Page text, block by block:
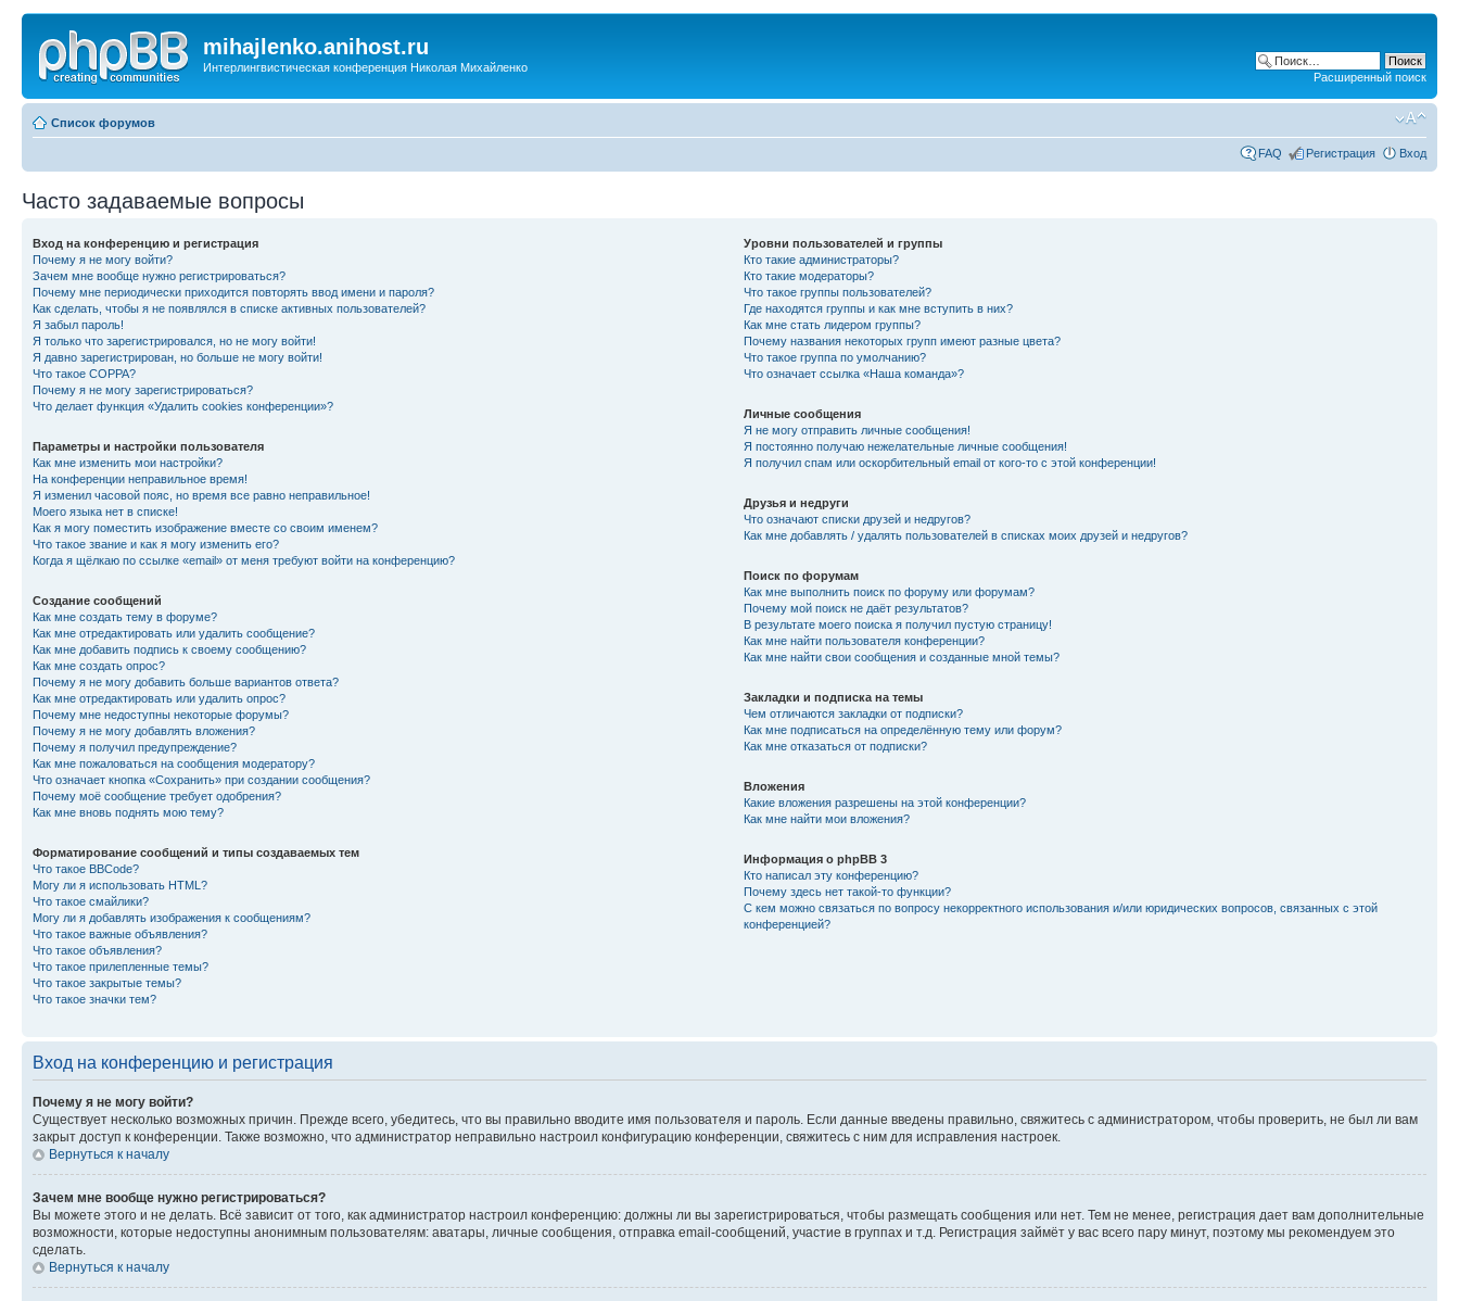
mihajlenko.anihost.ru
Интерлингвистическая конференция Николая Михайленко
Расширенный поиск
Список форумов
FAQ Регистрация Вход
Часто задаваемые вопросы
Вход на конференцию и регистрация
Почему я не могу войти?
Зачем мне вообще нужно регистрироваться?
Почему мне периодически приходится повторять ввод имени и пароля?
Как сделать, чтобы я не появлялся в списке активных пользователей?
Я забыл пароль!
Я только что зарегистрировался, но не могу войти!
Я давно зарегистрирован, но больше не могу войти!
Что такое COPPA?
Почему я не могу зарегистрироваться?
Что делает функция «Удалить cookies конференции»?
Параметры и настройки пользователя
Как мне изменить мои настройки?
На конференции неправильное время!
Я изменил часовой пояс, но время все равно неправильное!
Моего языка нет в списке!
Как я могу поместить изображение вместе со своим именем?
Что такое звание и как я могу изменить его?
Когда я щёлкаю по ссылке «email» от меня требуют войти на конференцию?
Создание сообщений
Как мне создать тему в форуме?
Как мне отредактировать или удалить сообщение?
Как мне добавить подпись к своему сообщению?
Как мне создать опрос?
Почему я не могу добавить больше вариантов ответа?
Как мне отредактировать или удалить опрос?
Почему мне недоступны некоторые форумы?
Почему я не могу добавлять вложения?
Почему я получил предупреждение?
Как мне пожаловаться на сообщения модератору?
Что означает кнопка «Сохранить» при создании сообщения?
Почему моё сообщение требует одобрения?
Как мне вновь поднять мою тему?
Форматирование сообщений и типы создаваемых тем
Что такое BBCode?
Могу ли я использовать HTML?
Что такое смайлики?
Могу ли я добавлять изображения к сообщениям?
Что такое важные объявления?
Что такое объявления?
Что такое прилепленные темы?
Что такое закрытые темы?
Что такое значки тем?
Уровни пользователей и группы
Кто такие администраторы?
Кто такие модераторы?
Что такое группы пользователей?
Где находятся группы и как мне вступить в них?
Как мне стать лидером группы?
Почему названия некоторых групп имеют разные цвета?
Что такое группа по умолчанию?
Что означает ссылка «Наша команда»?
Личные сообщения
Я не могу отправить личные сообщения!
Я постоянно получаю нежелательные личные сообщения!
Я получил спам или оскорбительный email от кого-то с этой конференции!
Друзья и недруги
Что означают списки друзей и недругов?
Как мне добавлять / удалять пользователей в списках моих друзей и недругов?
Поиск по форумам
Как мне выполнить поиск по форуму или форумам?
Почему мой поиск не даёт результатов?
В результате моего поиска я получил пустую страницу!
Как мне найти пользователя конференции?
Как мне найти свои сообщения и созданные мной темы?
Закладки и подписка на темы
Чем отличаются закладки от подписки?
Как мне подписаться на определённую тему или форум?
Как мне отказаться от подписки?
Вложения
Какие вложения разрешены на этой конференции?
Как мне найти мои вложения?
Информация о phpBB 3
Кто написал эту конференцию?
Почему здесь нет такой-то функции?
С кем можно связаться по вопросу некорректного использования и/или юридических вопросов, связанных с этой
конференцией?
Вход на конференцию и регистрация
Почему я не могу войти?
Существует несколько возможных причин. Прежде всего, убедитесь, что вы правильно вводите имя пользователя и пароль. Если данные введены правильно, свяжитесь с администратором, чтобы проверить, не был ли вам
закрыт доступ к конференции. Также возможно, что администратор неправильно настроил конфигурацию конференции, свяжитесь с ним для исправления настроек.
Вернуться к началу
Зачем мне вообще нужно регистрироваться?
Вы можете этого и не делать. Всё зависит от того, как администратор настроил конференцию: должны ли вы зарегистрироваться, чтобы размещать сообщения или нет. Тем не менее, регистрация дает вам дополнительные
возможности, которые недоступны анонимным пользователям: аватары, личные сообщения, отправка email-сообщений, участие в группах и т.д. Регистрация займёт у вас всего пару минут, поэтому мы рекомендуем это
сделать.
Вернуться к началу